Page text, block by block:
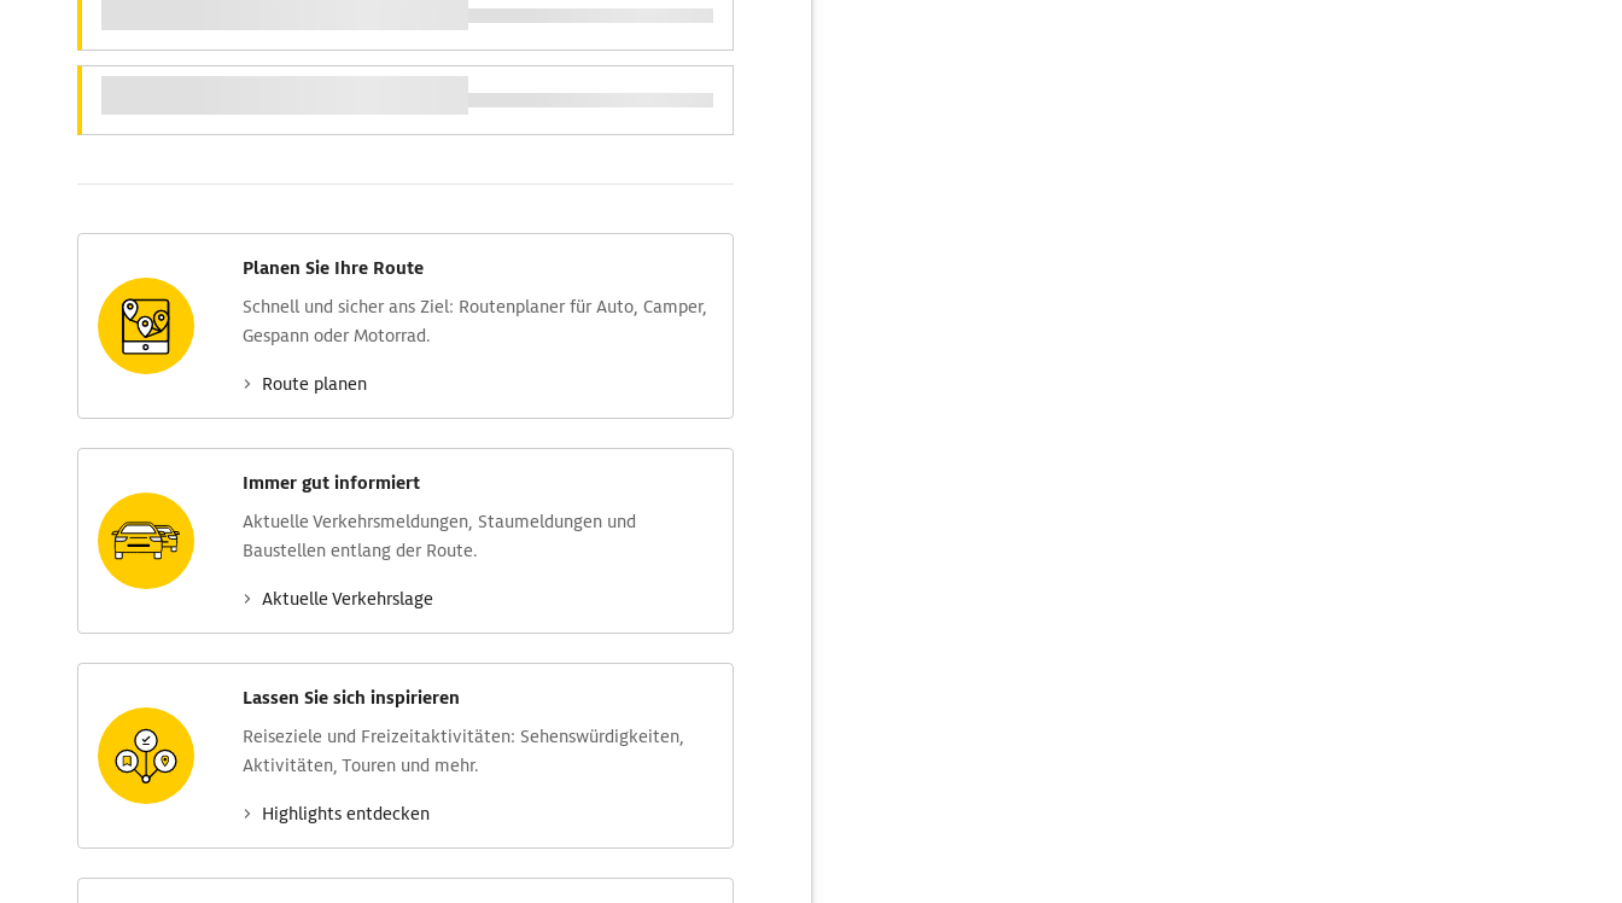
Planen Sie Ihre Route
Schnell und sicher ans Ziel: Routen­planer für Auto, Camper,
Gespann oder Motorrad.
Route planen
Immer gut informiert
Aktuelle Verkehrs­meldungen, Stau­meldungen und
Baustellen entlang der Route.
Aktuelle Verkehrs­lage
Lassen Sie sich inspirieren
Reise­ziele und Freizeit­aktivitäten: Sehens­würdig­keiten,
Aktivitäten, Touren und mehr.
Highlights entdecken